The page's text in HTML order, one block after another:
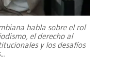
habla sobre el rol
el derecho al
y los desafíos
...